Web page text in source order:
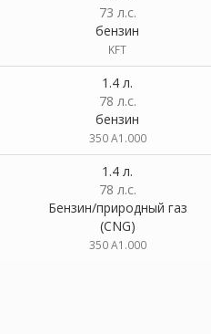
73 л.с.
бензин
KFT
1.4 л.
78 л.с.
бензин
350 A1.000
1.4 л.
78 л.с.
Бензин/природный газ
(CNG)
350 A1.000